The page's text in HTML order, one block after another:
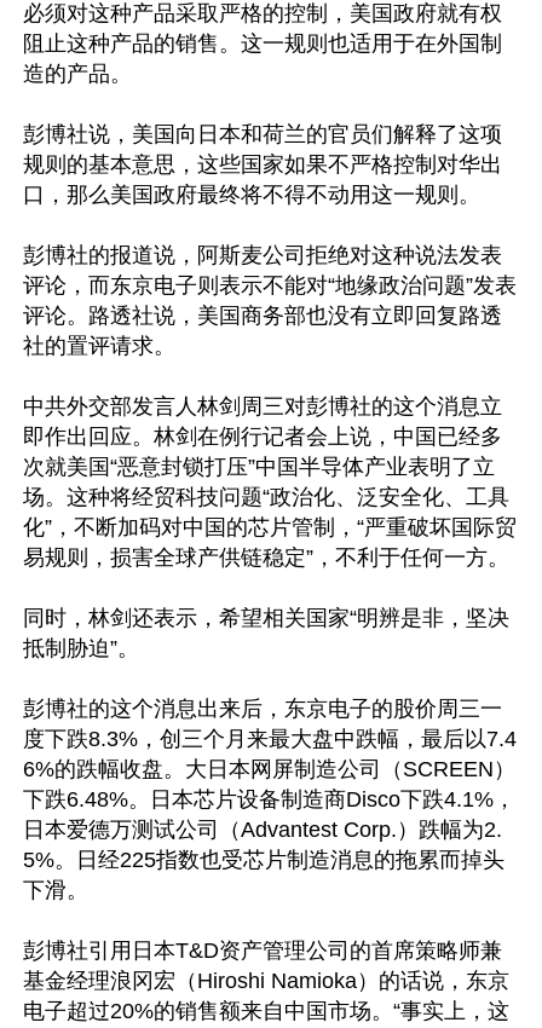
必须对这种产品采取严格的控制，美国政府就有权
阻止这种产品的销售。这一规则也适用于在外国制
造的产品。
彭博社说，美国向日本和荷兰的官员们解释了这项
规则的基本意思，这些国家如果不严格控制对华出
口，那么美国政府最终将不得不动用这一规则。
彭博社的报道说，阿斯麦公司拒绝对这种说法发表
评论，而东京电子则表示不能对“地缘政治问题”发表
评论。路透社说，美国商务部也没有立即回复路透
社的置评请求。
中共外交部发言人林剑周三对彭博社的这个消息立
即作出回应。林剑在例行记者会上说，中国已经多
次就美国“恶意封锁打压”中国半导体产业表明了立
场。这种将经贸科技问题“政治化、泛安全化、工具
化”，不断加码对中国的芯片管制，“严重破坏国际贸
易规则，损害全球产供链稳定”，不利于任何一方。
同时，林剑还表示，希望相关国家“明辨是非，坚决
抵制胁迫”。
彭博社的这个消息出来后，东京电子的股价周三一
度下跌8.3%，创三个月来最大盘中跌幅，最后以7.4
6%的跌幅收盘。大日本网屏制造公司（SCREEN）
下跌6.48%。日本芯片设备制造商Disco下跌4.1%，
日本爱德万测试公司（Advantest Corp.）跌幅为2.
5%。日经225指数也受芯片制造消息的拖累而掉头
下滑。
彭博社引用日本T&D资产管理公司的首席策略师兼
基金经理浪冈宏（Hiroshi Namioka）的话说，东京
电子超过20%的销售额来自中国市场。“事实上，这